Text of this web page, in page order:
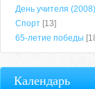
День учителя (2008)
Спорт [13]
65-летие победы
Календарь